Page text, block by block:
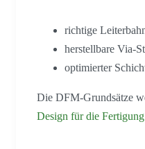
richtige
herstellbare Via-
optimierter
Die DFM-Grundsätze
Design für die